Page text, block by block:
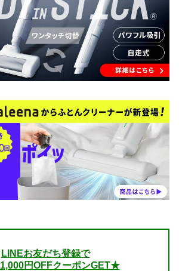
LINEお友だち登録で
円OFFクーポンGET★